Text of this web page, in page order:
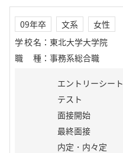
09年卒 文系
女性
学校名 ： 東北大学大学院
職種 ： 事務系総合職
エントリーシート
テスト
面接開始
最終面接
内定・内々定